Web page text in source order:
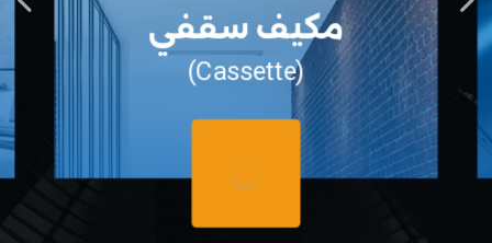
مكيف سقفي
(Cassette)